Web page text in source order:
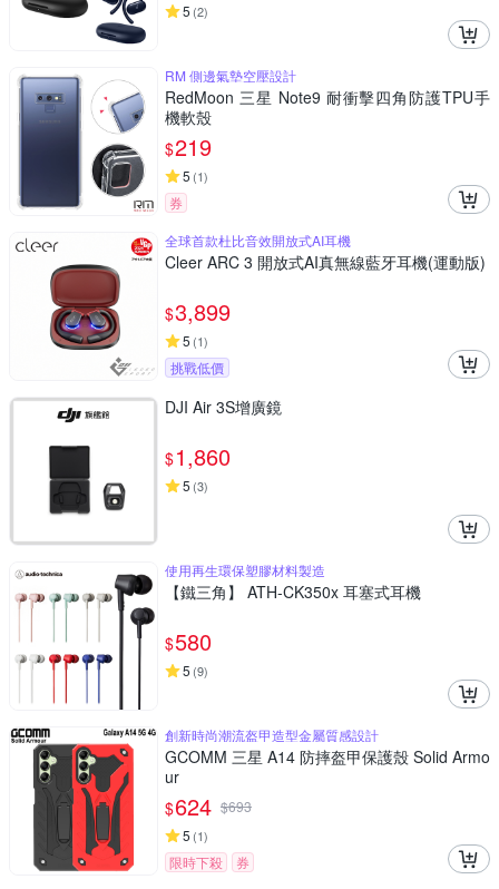
5 (2)
RM 側邊氣墊空壓設計
RedMoon 三星 Note9 耐衝擊四角防護TPU手
機軟殼
$219
5 (1)
券
全球首款杜比音效開放式AI耳機
Cleer ARC 3 開放式AI真無線藍牙耳機(運動版)
$3,899
5 (1)
挑戰低價
DJI Air 3S增廣鏡
$1,860
5 (3)
使用再生環保塑膠材料製造
【鐵三角】 ATH-CK350x 耳塞式耳機
$580
5 (9)
創新時尚潮流盔甲造型金屬質感設計
GCOMM 三星 A14 防摔盔甲保護殼 Solid Armo
ur
$624 $693
5 (1)
限時下殺 券